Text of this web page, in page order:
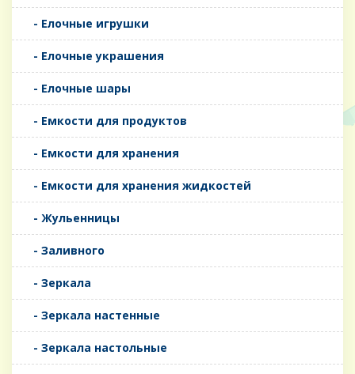
- Елочные игрушки
- Елочные украшения
- Елочные шары
- Емкости для продуктов
- Емкости для хранения
- Емкости для хранения жидкостей
- Жульенницы
- Заливного
- Зеркала
- Зеркала настенные
- Зеркала настольные